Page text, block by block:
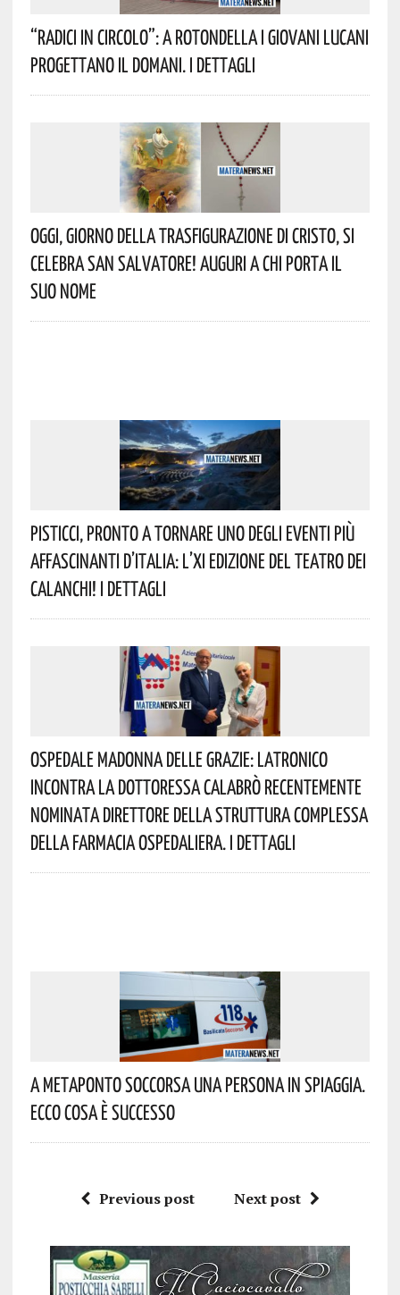
“Radici In Circolo”: A Rotondella I Giovani Lucani
Progettano Il Domani. I Dettagli
Oggi, Giorno Della Trasfigurazione Di Cristo, Si
Celebra San Salvatore! Auguri A Chi Porta Il
Suo Nome
Pisticci, Pronto A Tornare Uno Degli Eventi Più
Affascinanti D’Italia: L’XI Edizione Del Teatro Dei
Calanchi! I Dettagli
Ospedale Madonna Delle Grazie: Latronico
Incontra La Dottoressa Calabrò Recentemente
Nominata Direttore Della Struttura Complessa
Della Farmacia Ospedaliera. I Dettagli
A Metaponto Soccorsa Una Persona In Spiaggia.
Ecco Cosa È Successo
Previous post Next post